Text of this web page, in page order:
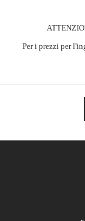
Per i prezzi per